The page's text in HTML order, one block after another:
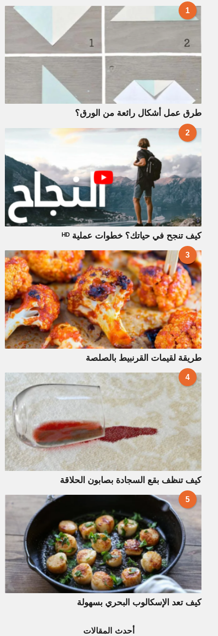
1
طرق عمل أشكال رائعة من الورق؟
2
كيف تنجح في حياتك؟ خطوات عملية ᴴᴰ
3
طريقة لقيمات القرنبيط بالصلصة
4
كيف تنظف بقع السجادة بصابون الحلاقة
5
كيف تعد الإسكالوب البحري بسهولة
أحدث المقالات